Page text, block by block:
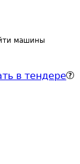
машины
в тендере